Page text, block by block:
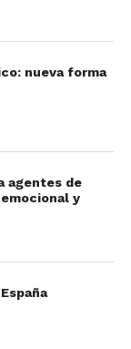
nueva forma
agentes de
y